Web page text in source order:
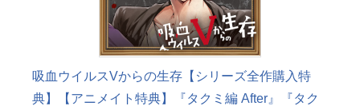
吸血ウイルスVからの生存【シリーズ全作購入特
典】【アニメイト特典】『タクミ編 After』『タク